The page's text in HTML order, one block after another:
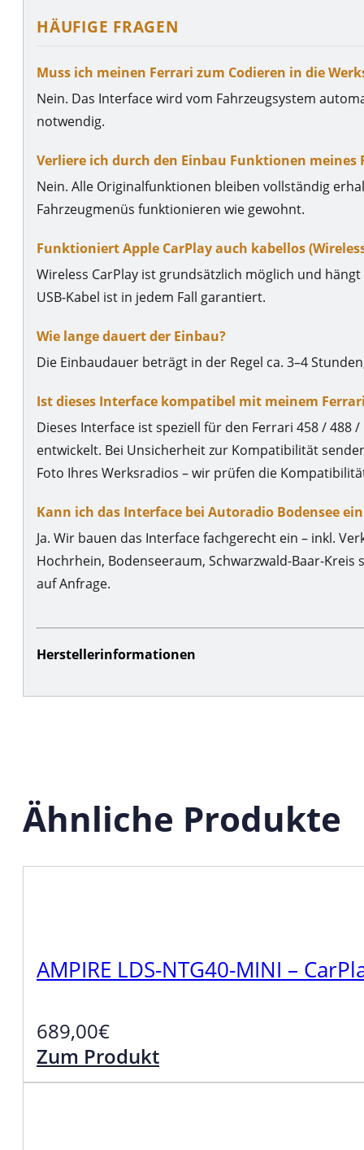
HÄUFIGE FRAGEN
Muss ich meinen Ferrari zum Codieren in die
Nein. Das Interface wird vom Fahrzeugsystem
notwendig.
Verliere ich durch den Einbau Funktionen meines
Nein. Alle Originalfunktionen bleiben vollständig
Fahrzeugmenüs funktionieren wie gewohnt.
Funktioniert Apple CarPlay auch kabellos
Wireless CarPlay ist grundsätzlich möglich und
USB-Kabel ist in jedem Fall garantiert.
Wie lange dauert der Einbau?
Die Einbaudauer beträgt in der Regel ca. 3–4
Ist dieses Interface kompatibel mit meinem
Dieses Interface ist speziell für den Ferrari 458 / 488
entwickelt. Bei Unsicherheit zur Kompatibilität
Foto Ihres Werksradios – wir prüfen die
Kann ich das Interface bei Autoradio Bodensee
Ja. Wir bauen das Interface fachgerecht ein – inkl.
Hochrhein, Bodenseeraum, Schwarzwald-Baar-Kreis
auf Anfrage.
Herstellerinformationen
Ähnliche Produkte
AMPIRE LDS-NTG40-MINI –
689,00€
Zum Produkt